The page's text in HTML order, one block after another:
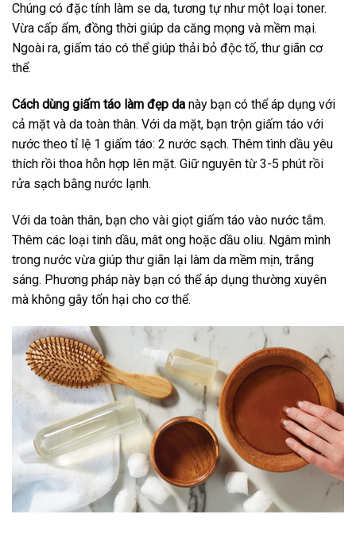
Chúng có đặc tính làm se da, tương tự như một loại toner.
Vừa cấp ẩm, đồng thời giúp da căng mọng và mềm mại.
Ngoài ra, giấm táo có thể giúp thải bỏ độc tố, thư giãn cơ
thể.
Cách dùng giấm táo làm đẹp da này bạn có thể áp dụng với
cả mặt và da toàn thân. Với da mặt, bạn trộn giấm táo với
nước theo tỉ lệ 1 giấm táo: 2 nước sạch. Thêm tình dầu yêu
thích rồi thoa hỗn hợp lên mặt. Giữ nguyên từ 3-5 phút rồi
rửa sạch bằng nước lạnh.
Với da toàn thân, bạn cho vài giọt giấm táo vào nước tắm.
Thêm các loại tinh dầu, mât ong hoặc dầu oliu. Ngâm mình
trong nước vừa giúp thư giãn lại làm da mềm mịn, trắng
sáng. Phương pháp này bạn có thể áp dụng thường xuyên
mà không gây tổn hại cho cơ thể.